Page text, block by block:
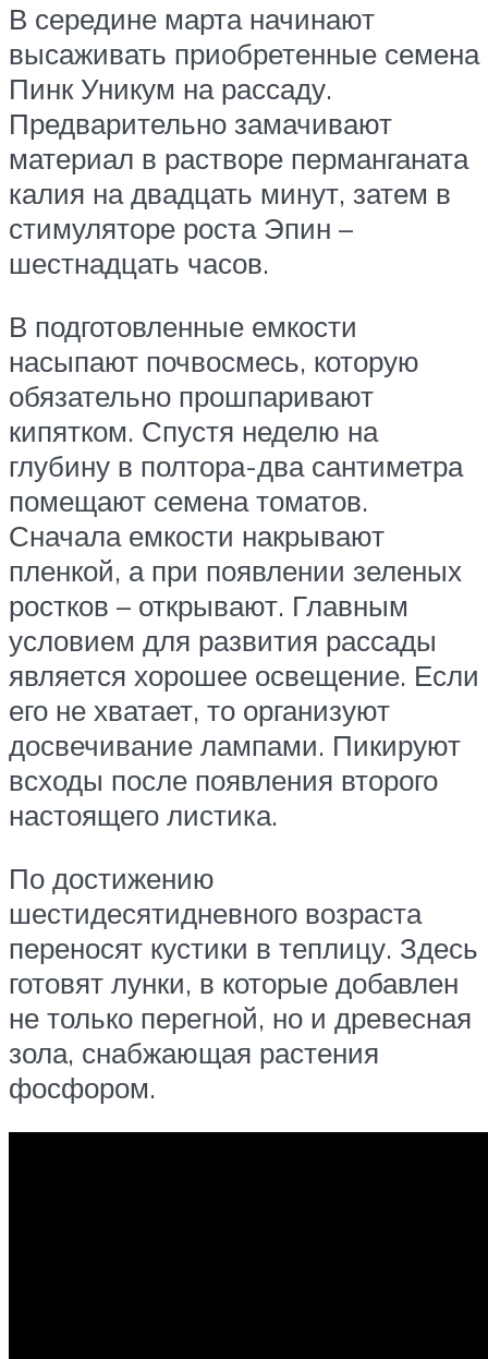
В середине марта начинают
высаживать приобретенные семена
Пинк Уникум на рассаду.
Предварительно замачивают
материал в растворе перманганата
калия на двадцать минут, затем в
стимуляторе роста Эпин –
шестнадцать часов.
В подготовленные емкости
насыпают почвосмесь, которую
обязательно прошпаривают
кипятком. Спустя неделю на
глубину в полтора-два сантиметра
помещают семена томатов.
Сначала емкости накрывают
пленкой, а при появлении зеленых
ростков – открывают. Главным
условием для развития рассады
является хорошее освещение. Если
его не хватает, то организуют
досвечивание лампами. Пикируют
всходы после появления второго
настоящего листика.
По достижению
шестидесятидневного возраста
переносят кустики в теплицу. Здесь
готовят лунки, в которые добавлен
не только перегной, но и древесная
зола, снабжающая растения
фосфором.